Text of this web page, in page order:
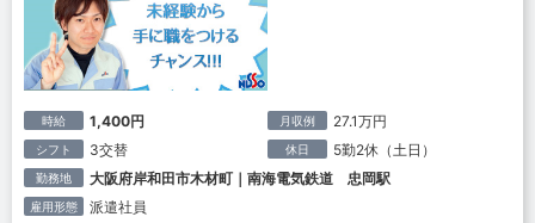
時給 1,400円 月収例 27.1万円
シフト 3交替 休日 5勤2休（土日）
勤務地 大阪府岸和田市木材町｜南海電気鉄道 忠岡駅
雇用形態 派遣社員